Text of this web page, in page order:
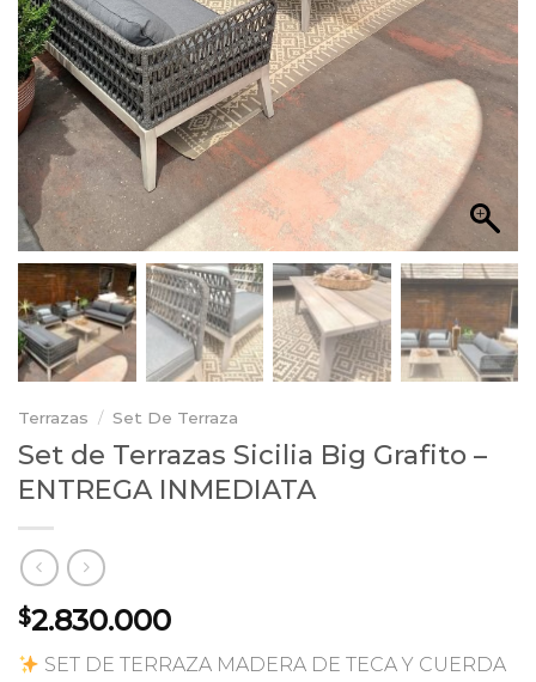
Terrazas / Set De Terraza
Set de Terrazas Sicilia Big Grafito –
ENTREGA INMEDIATA
$2.830.000
SET DE TERRAZA MADERA DE TECA Y CUERDA